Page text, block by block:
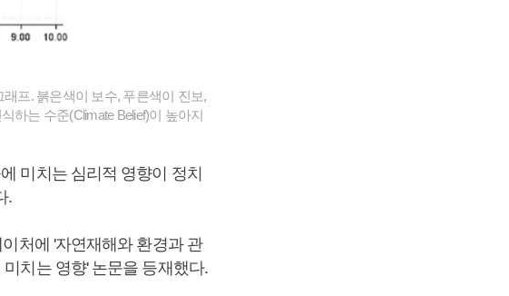
프. 붉은색이 보수, 푸른색이 진보,
하는 수준(Climate Belief)이 높아지
미치는 심리적 영향이 정치
.
처에 '자연재해와 환경과 관
치는 영향' 논문을 등재했다.